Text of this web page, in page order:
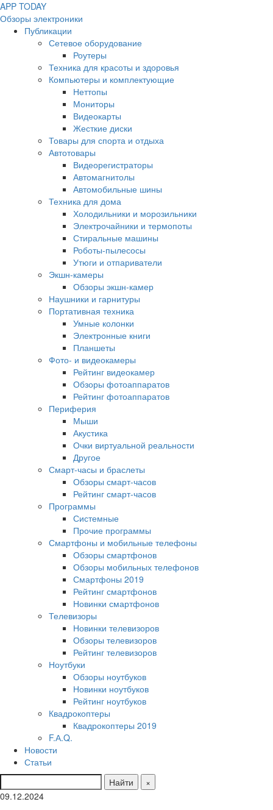
APP TODAY
Обзоры электроники
Публикации
Сетевое оборудование
Роутеры
Техника для красоты и здоровья
Компьютеры и комплектующие
Неттопы
Мониторы
Видеокарты
Жесткие диски
Товары для спорта и отдыха
Автотовары
Видеорегистраторы
Автомагнитолы
Автомобильные шины
Техника для дома
Холодильники и морозильники
Электрочайники и термопоты
Стиральные машины
Роботы-пылесосы
Утюги и отпариватели
Экшн-камеры
Обзоры экшн-камер
Наушники и гарнитуры
Портативная техника
Умные колонки
Электронные книги
Планшеты
Фото- и видеокамеры
Рейтинг видеокамер
Обзоры фотоаппаратов
Рейтинг фотоаппаратов
Периферия
Мыши
Акустика
Очки виртуальной реальности
Другое
Смарт-часы и браслеты
Обзоры смарт-часов
Рейтинг смарт-часов
Программы
Системные
Прочие программы
Смартфоны и мобильные телефоны
Обзоры смартфонов
Обзоры мобильных телефонов
Смартфоны 2019
Рейтинг смартфонов
Новинки смартфонов
Телевизоры
Новинки телевизоров
Обзоры телевизоров
Рейтинг телевизоров
Ноутбуки
Обзоры ноутбуков
Новинки ноутбуков
Рейтинг ноутбуков
Квадрокоптеры
Квадрокоптеры 2019
F.А.Q.
Новости
Статьи
Найти
×
09.12.2024